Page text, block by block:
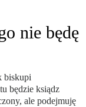
nie będę
biskupi
będzie ksiądz
ale podejmuję